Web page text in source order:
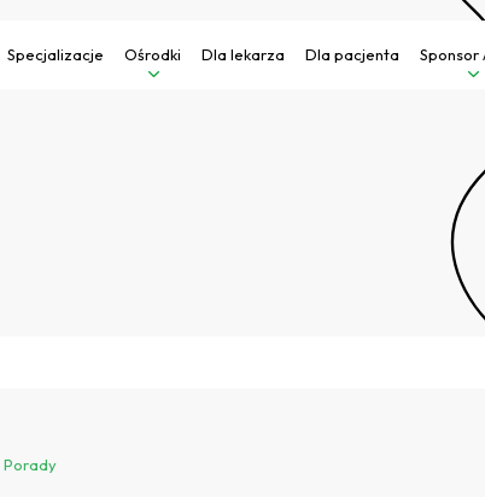
Specjalizacje Ośrodki Dla lekarza Dla pacjenta Sponsor
Porady